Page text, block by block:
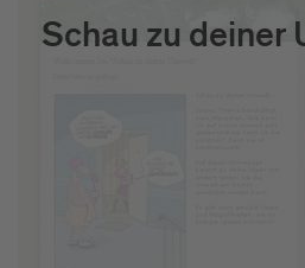
Schau zu deiner